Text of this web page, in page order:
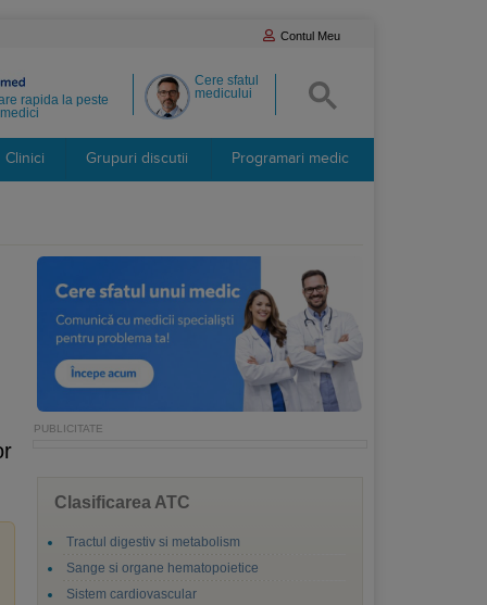
Contul Meu
Cere sfatul
medicului
rapida la peste
Clinici Grupuri discutii Programari medic
Clasificarea ATC
Tractul digestiv si metabolism
Sange si organe hematopoietice
Sistem cardiovascular